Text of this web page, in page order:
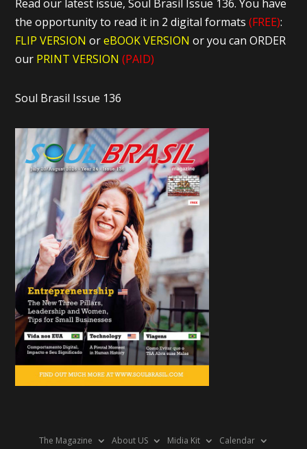
Read our latest issue, Soul Brasil Issue 136. You have
the opportunity to read it in 2 digital formats(FREE):
FLIP VERSION oreBOOK VERSIONor you can ORDER
our PRINT VERSION (PAID)
Soul Brasil Issue 136
The Magazine About US Midia Kit Calendar